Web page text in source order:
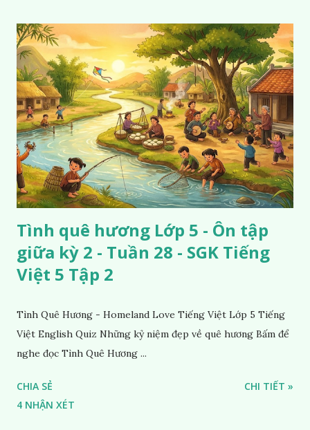
Tình quê hương Lớp 5 - Ôn tập
giữa kỳ 2 - Tuần 28 - SGK Tiếng
Việt 5 Tập 2
Tình Quê Hương - Homeland Love Tiếng Việt Lớp 5 Tiếng
Việt English Quiz Những kỷ niệm đẹp về quê hương Bấm để
nghe đọc Tình Quê Hương ...
CHIA SẺ
4 NHẬN XÉT
CHI TIẾT »